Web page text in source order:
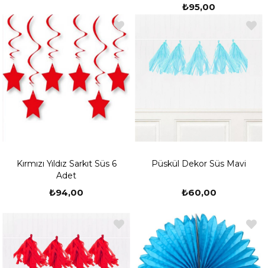
₺95,00
Kırmızı Yıldız Sarkıt Süs 6
Adet
₺94,00
Püskül Dekor Süs Mavi
₺60,00